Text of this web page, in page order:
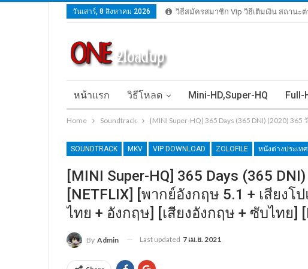
วันเสาร์, 8 สิงหาคม 2026 วิธีสมัครสมาชิก Vip วิธีเติมเงิน สถานะต่
หน้าแรก วิธีโหลด Mini-HD,Super-HQ Full-
Home Soundtrack [MINI Super-HQ] 365 Days (365 DNI) (2020)
SOUNDTRACK MKV VIP DOWNLOAD ZOLOFILE หนังต่างประเทศ
[MINI Super-HQ] 365 Days (365
[NETFLIX] [พากย์อังกฤษ 5.1 + เสียง
ไทย + อังกฤษ] [เสียงอังกฤษ + ซับไทย]
By Admin Last updated 7 เม.ย. 2021